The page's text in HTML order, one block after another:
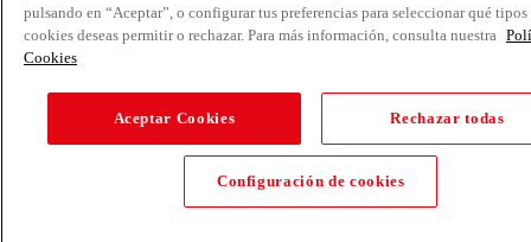
pulsando en “Aceptar”, o configurar tus preferencias para seleccionar qué tipos
cookies deseas permitir o rechazar. Para más información, consulta nuestra
Cookies
Aceptar Cookies Rechazar todas
Configuración de cookies